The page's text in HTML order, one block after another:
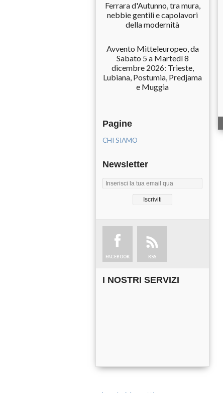
Ferrara d'Autunno, tra mura,
nebbie gentili e capolavori
della modernità
Avvento Mitteleuropeo, da
Sabato 5 a Martedì 8
dicembre 2026: Trieste,
Lubiana, Postumia, Predjama
e Muggia
Pagine
CHI SIAMO
Newsletter
FACEBOOK RSS
I NOSTRI SERVIZI